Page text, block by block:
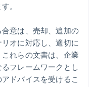
。
意は、売却、追加の
オに対応し、適切に
れらの文書は、企業
フレームワークとし
ドバイスを受けるこ